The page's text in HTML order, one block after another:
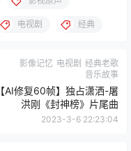
电视剧 经典
影像记忆 电视剧 经典老歌
音乐故事
【AI修复60帧】独占潇洒-屠
洪刚《封神榜》片尾曲
2023-3-6 22:23:04